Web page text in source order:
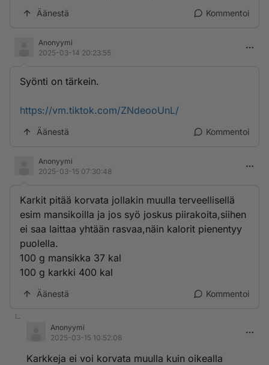
Äänestä Kommentoi
Anonyymi
2025-03-14 20:23:55
Syönti on tärkein.
https://vm.tiktok.com/ZNdeooUnL/
Äänestä Kommentoi
Anonyymi
2025-03-15 07:30:48
Karkit pitää korvata jollakin muulla terveellisellä
esim mansikoilla ja jos syö joskus piirakoita,siihen
ei saa laittaa yhtään rasvaa,näin kalorit pienentyy
puolella.
100 g mansikka 37 kal
100 g karkki 400 kal
Äänestä Kommentoi
Anonyymi
2025-03-15 10:52:08
Karkkeja ei voi korvata muulla kuin oikealla